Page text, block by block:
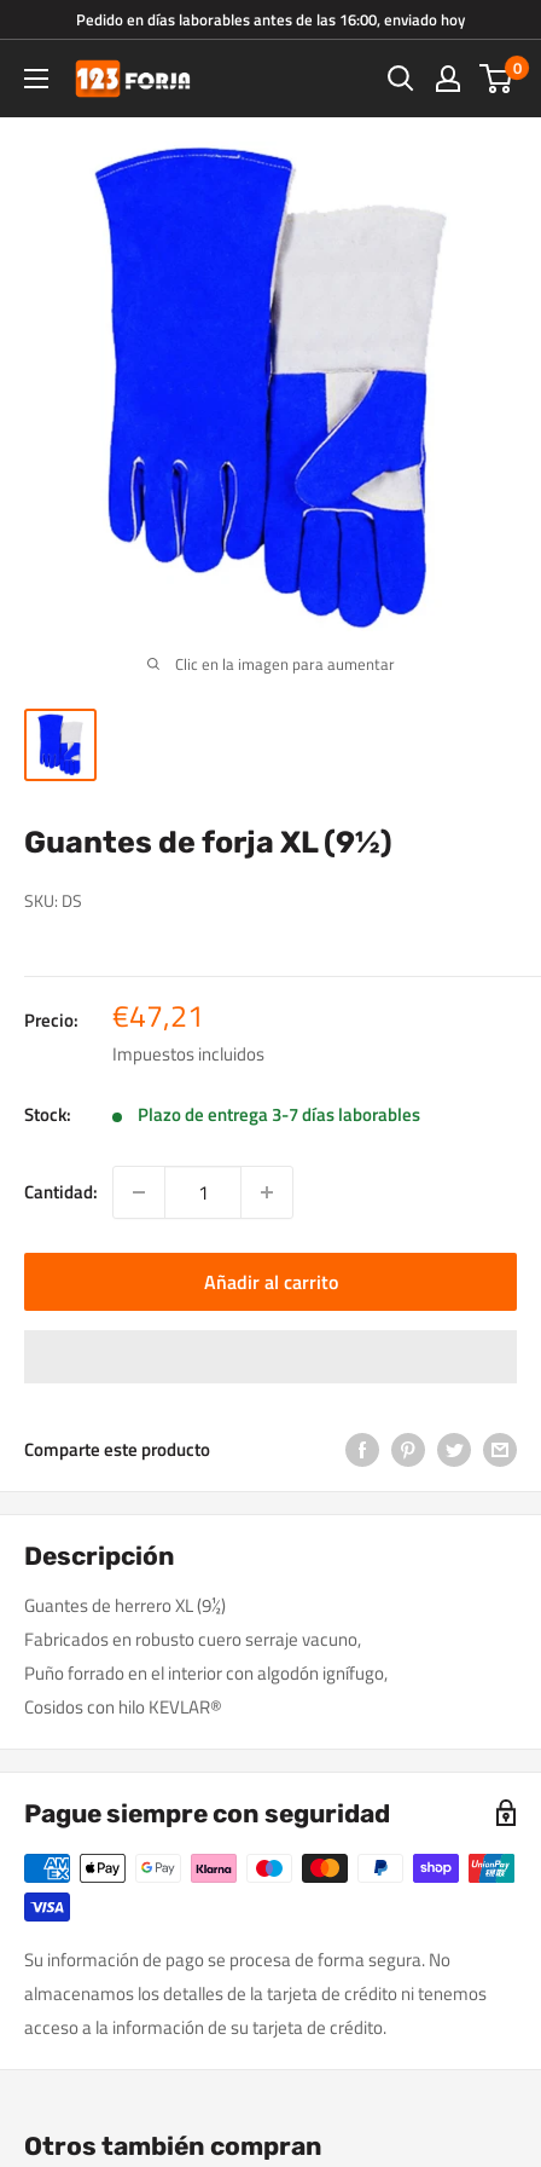
directamente
contenido
Pedido en días laborables antes de las 16:00, enviado hoy
123forja.es 0
Clic en la imagen para aumentar
Guantes de forja XL (9½)
SKU: DS
Precio: Precio
de
venta
€47,21
Impuestos incluidos
Stock: Plazo de entrega 3-7 días laborables
Cantidad:
Añadir al carrito
Comparte este producto
Descripción
Guantes de herrero XL (9½)
Fabricados en robusto cuero serraje vacuno,
Puño forrado en el interior con algodón ignífugo,
Cosidos con hilo KEVLAR®
Pague siempre con seguridad
Su información de pago se procesa de forma segura. No
almacenamos los detalles de la tarjeta de crédito ni tenemos
acceso a la información de su tarjeta de crédito.
Otros también compran